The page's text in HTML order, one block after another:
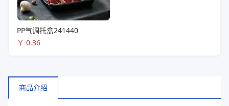
PP气调托盒241440
￥ 0.36
商品介绍